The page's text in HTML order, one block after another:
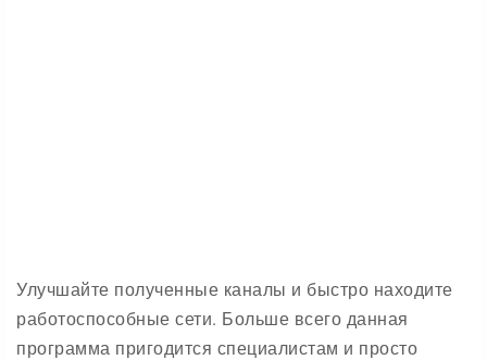
Улучшайте полученные каналы и быстро находите
работоспособные сети. Больше всего данная
программа пригодится специалистам и просто